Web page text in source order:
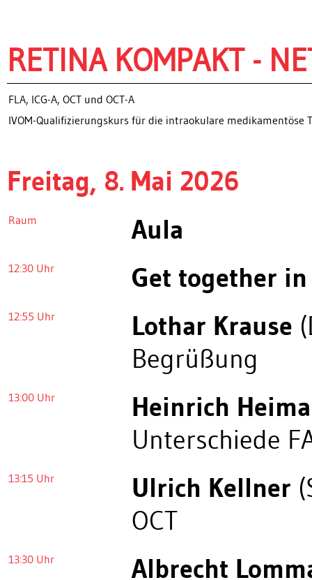
RETINA KOMPAKT -
FLA, ICG-A, OCT und OCT-A
IVOM-Qualifizierungskurs für die intraokulare medikamentöse
Freitag, 8. Mai 2026
Raum Aula
12:30 Uhr Get together
12:55 Uhr Lothar Krause
Begrüßung
13:00 Uhr
Heinrich
Unterschiede
13:15 Uhr Ulrich Kellner
OCT
13:30 Uhr Albrecht